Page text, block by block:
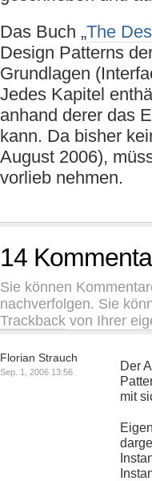
Das Buch „The
Design Patterns
Grundlagen
Jedes Kapitel
anhand derer das
kann. Da bisher
August 2006),
vorlieb nehmen.
14
Sie können
nachverfolgen. Sie
Trackback von Ihrer
Florian Strauch
Sep. 1, 2006 13:56
Der
mit